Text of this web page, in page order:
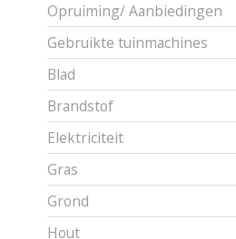
Opruiming/ Aanbiedingen
Gebruikte tuinmachines
Blad
Brandstof
Elektriciteit
Gras
Grond
Hout